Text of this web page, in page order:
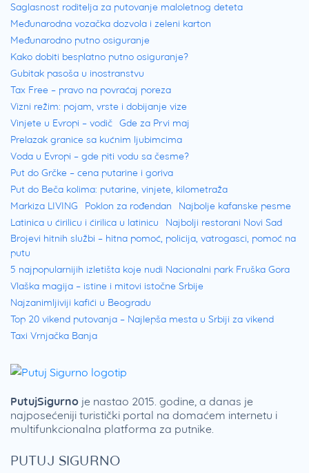
Saglasnost roditelja za putovanje maloletnog deteta
Međunarodna vozačka dozvola i zeleni karton
Međunarodno putno osiguranje
Kako dobiti besplatno putno osiguranje?
Gubitak pasoša u inostranstvu
Tax Free – pravo na povraćaj poreza
Vizni režim: pojam, vrste i dobijanje vize
Vinjete u Evropi – vodič Gde za Prvi maj
Prelazak granice sa kućnim ljubimcima
Voda u Evropi – gde piti vodu sa česme?
Put do Grčke – cena putarine i goriva
Put do Beča kolima: putarine, vinjete, kilometraža
Markiza LIVING
Poklon za rođendan
Najbolje kafanske pesme
Latinica u ćirilicu i ćirilica u latinicu
Najbolji restorani Novi Sad
Brojevi hitnih službi – hitna pomoć, policija, vatrogasci, pomoć na
putu
5 najpopularnijih izletišta koje nudi Nacionalni park Fruška Gora
Vlaška magija – istine i mitovi istočne Srbije
Najzanimljiviji kafići u Beogradu
Top 20 vikend putovanja – Najlepša mesta u Srbiji za vikend
Taxi Vrnjačka Banja
PUTUJ SIGURNO
PutujSigurno je nastao 2015. godine, a danas je
najposećeniji turistički portal na domaćem internetu i
multifunkcionalna platforma za putnike.